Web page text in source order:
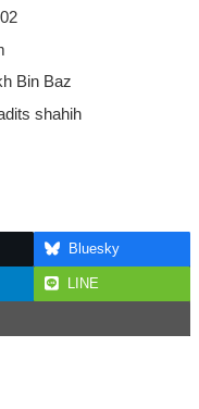
Bin Baz
shahih
Bluesky
LINE